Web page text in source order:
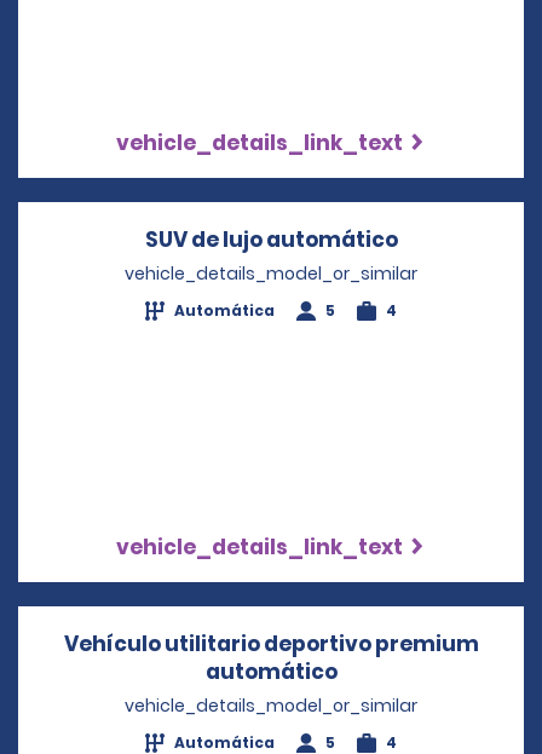
vehicle_details_link_text
SUV de lujo automáticoOpens in a
vehicle_details_model_or_similar
Automática 5 4
vehicle_details_link_text
Vehículo utilitario deportivo premium
automáticoOpens in a new
vehicle_details_model_or_similar
Automática 5 4